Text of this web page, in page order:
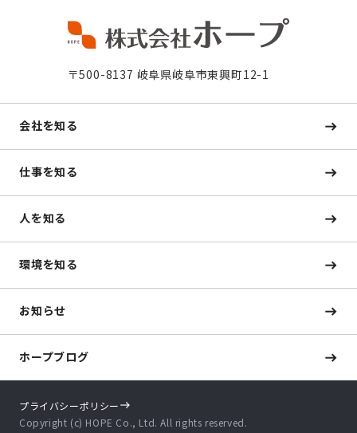
〒500-8137 岐阜県岐阜市東興町12-1
会社を知る
仕事を知る
人を知る
環境を知る
お知らせ
ホープブログ
Copyright (c) HOPE Co., Ltd. All rights reserved.
プライバシーポリシー